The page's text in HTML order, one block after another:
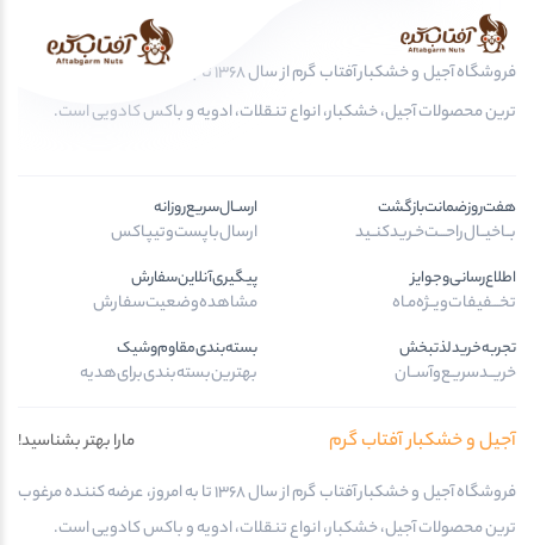
فروشگاه آجیل و خشکبار آفتاب گرم از سال 1368 تا به امروز، عرضه کننده مرغوب
ترین محصولات آجیل، خشکبار، انواع تنقلات، ادویه و باکس کادویی است.
هفت‌روز‌ضمانت‌بازگشت
بــا‌خیــال‌راحـــت‌خـرید‌کنــید
ارســال‌سریع‌روزانه
ارسال‌با‌پست‌و‌تیپاکس
اطلاع‌رسانی‌و‌جوایز
تخـــفیفات‌ویــژه‌مـاه
پیگیری‌آنلاین‌سفارش
مشاهده‌وضعیت‌سفارش
تجربه‌خرید‌لذتبخش
خریــد‌سریـع‌و‌آســان
بسته‌بندی‌مقاوم‌وشیک
بهترین‌بسته‌بندی‌برای‌هدیه
آجیل و خشکبار آفتاب گرم
مارا بهتر بشناسید!
فروشگاه آجیل و خشکبار آفتاب گرم از سال 1368 تا به امروز، عرضه کننده مرغوب
ترین محصولات آجیل، خشکبار، انواع تنقلات، ادویه و باکس کادویی است.